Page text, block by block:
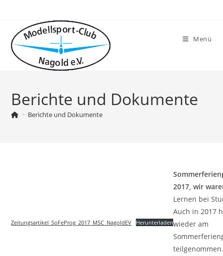
springen
Menü
Berichte und Dokumente
> Berichte und Dokumente
Zeitungsartikel_SoFeProg_2017_MSC_NagoldEV Herunterladen
2017, wir
Lernen bei
Auch in 2017
wieder am
teilgenommen.